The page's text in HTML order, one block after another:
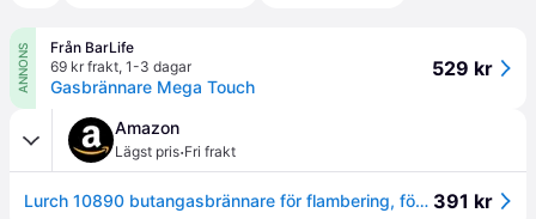
ANNONS
Från BarLife
69 kr frakt, 1-3 dagar
Gasbrännare Mega Touch
529 kr
Amazon
Lägst pris·Fri frakt
Lurch 10890 butangasbrännare för flambering, för kräm Brule, tänd till öppen spis eller grill, för fyrverkerier med mera, svart 391 kr